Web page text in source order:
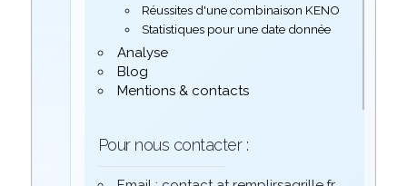
Réussites d'une combinaison KENO
Statistiques pour une date donnée
Analyse
Blog
Mentions & contacts
Pour nous contacter :